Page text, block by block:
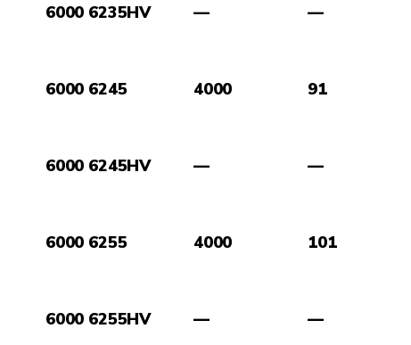
6000 6235HV — —
6000 6245 4000 91
6000 6245HV — —
6000 6255 4000 101
6000 6255HV — —